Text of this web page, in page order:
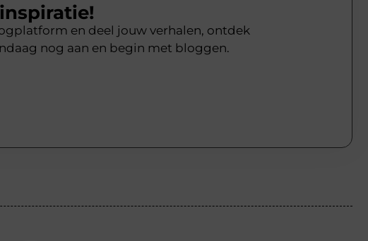
en deel jouw verhalen, ontdek
nog aan en begin met bloggen.